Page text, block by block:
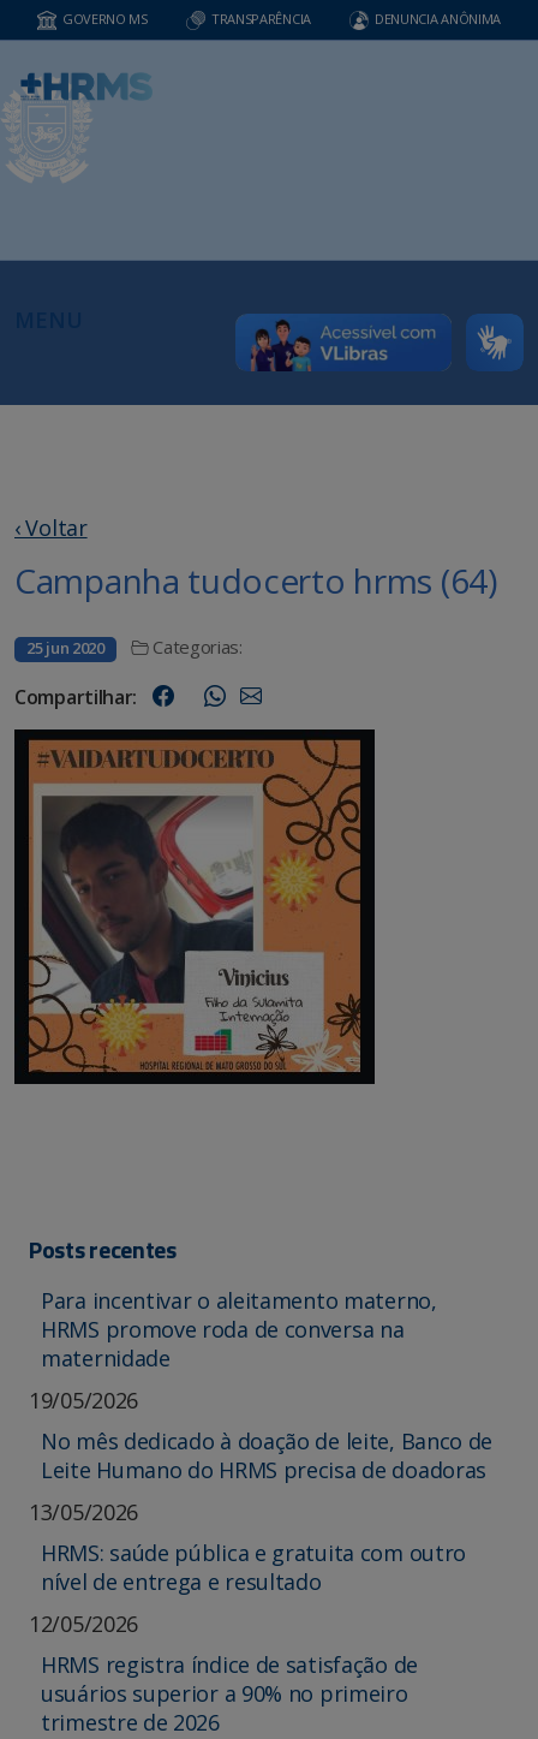
GOVERNO MS TRANSPARÊNCIA DENUNCIA ANÔNIMA
‹ Voltar
Campanha tudocerto hrms (64)
25 jun 2020 Categorias:
Compartilhar:
Posts recentes
Para incentivar o aleitamento materno,
HRMS promove roda de conversa na
maternidade
19/05/2026
No mês dedicado à doação de leite, Banco de
Leite Humano do HRMS precisa de doadoras
13/05/2026
HRMS: saúde pública e gratuita com outro
nível de entrega e resultado
12/05/2026
HRMS registra índice de satisfação de
usuários superior a 90% no primeiro
trimestre de 2026